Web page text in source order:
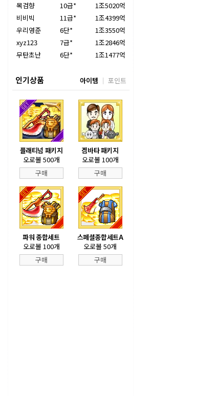
목검향
10급*
1조5020억
비비빅
11급*
1조4399억
우리영준
6단*
1조3550억
xyz123
7급*
1조2846억
무탄초난
6단* 1조1477억
인기상품 아이템 포인트
플래티넘 패키지
오로볼 500개
구매
겜바타 패키지
오로볼 100개
구매
파워 종합세트
오로볼 100개
구매
스페셜종합세트A
오로볼 50개
구매